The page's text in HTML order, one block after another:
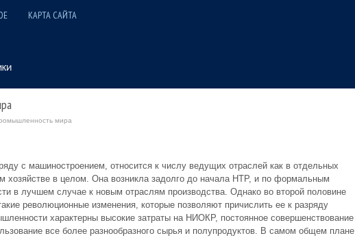
КАРТА САЙТА
мира
с машиностроением, относится к числу ведущих отраслей как в отдельных
хозяйстве в целом. Она возникла задолго до начала НТР, и по формальным
в лучшем случае к новым отраслям производства. Однако во второй половине
революционные изменения, которые позволяют причислить ее к разряду
характерны высокие затраты на НИОКР, постоянное совершенствование
все более разнообразного сырья и полупродуктов. В самом общем плане